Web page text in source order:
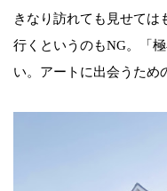
きなり訪れても見せては
行くというのもNG。「
い。アートに出会うため